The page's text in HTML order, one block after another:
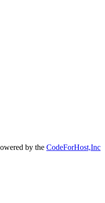
by the CodeForHost,Inc